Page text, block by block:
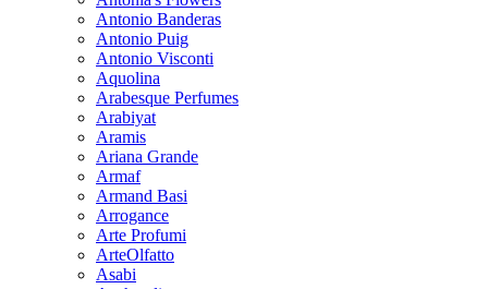
Antonio Banderas
Antonio Puig
Antonio Visconti
Aquolina
Arabesque Perfumes
Arabiyat
Aramis
Ariana Grande
Armaf
Armand Basi
Arrogance
Arte Profumi
ArteOlfatto
Asabi